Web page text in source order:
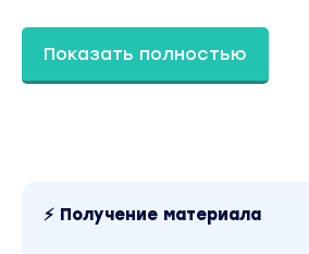
+ Требует меньше времени
+ Не нуждается в лэндинге
Показать полностью
⚡ Получение материала